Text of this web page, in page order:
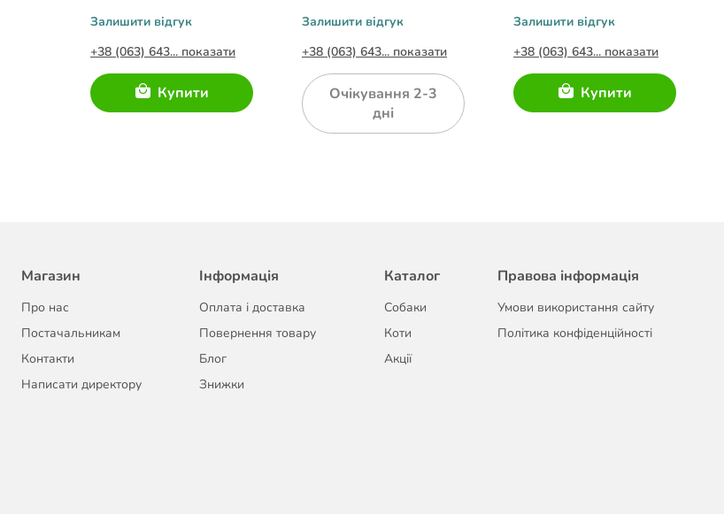
Залишити відгук
+38 (063) 643... показати
Купити
Залишити відгук
+38 (063) 643... показати
Очікування 2-3
дні
Залишити відгук
+38 (063) 643... показати
Купити
Магазин
Про нас
Постачальникам
Контакти
Написати директору
Інформація
Оплата і доставка
Повернення товару
Блог
Знижки
Каталог
Собаки
Коти
Акції
Правова інформація
Умови використання сайту
Політика конфіденційності